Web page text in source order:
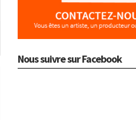
Nous suivre sur Facebook